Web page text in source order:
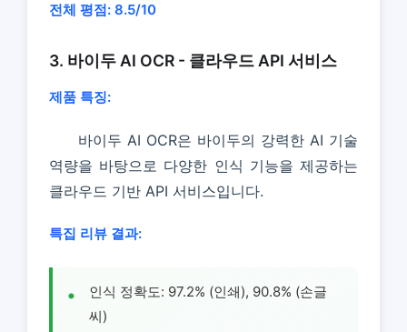
전체 평점: 8.5/10
3. 바이두 AI OCR - 클라우드 API 서비스
제품 특징:
바이두 AI OCR은 바이두의 강력한 AI 기술
역량을 바탕으로 다양한 인식 기능을 제공하는
클라우드 기반 API 서비스입니다.
특집 리뷰 결과:
인식 정확도: 97.2% (인쇄), 90.8% (손글
씨)